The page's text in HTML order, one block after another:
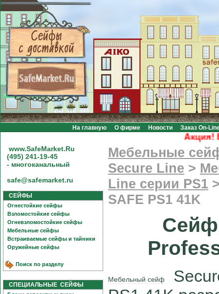
На главную О фирме Новости Заказ On-
Акция!
www.SafeMarket.Ru
(495) 241-19-45
- многоканальный
safe@safemarket.ru
СЕЙФЫ
Огнестойкие сейфы
Взломостойкие сейфы
Огневзломостойкие сейфы
Мебельные сейфы
Встраиваемые сейфы и тайники
Оружейные сейфы
Поиск по разделу
СПЕЦИАЛЬНЫЕ СЕЙФЫ
Мебельные
Secure Line >
Line серии PS1
SAFE PS1 41K
Сейф
Мебельный сейф